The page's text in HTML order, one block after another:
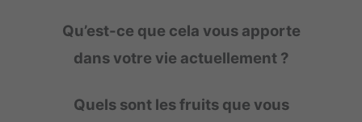
Qu’est-ce que cela vous apporte
dans votre vie actuellement ?
Quels sont les fruits que vous